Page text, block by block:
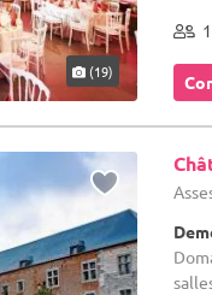
(19)